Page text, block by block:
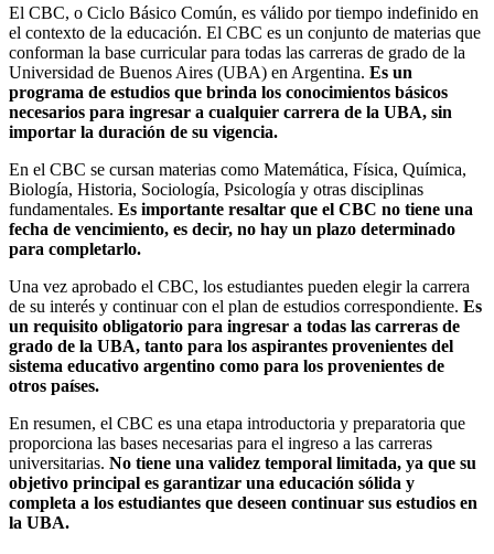
El CBC, o Ciclo Básico Común, es válido por tiempo indefinido en
el contexto de la educación. El CBC es un conjunto de materias que
conforman la base curricular para todas las carreras de grado de la
Universidad de Buenos Aires (UBA) en Argentina. Es un
programa de estudios que brinda los conocimientos básicos
necesarios para ingresar a cualquier carrera de la UBA, sin
importar la duración de su vigencia.
En el CBC se cursan materias como Matemática, Física, Química,
Biología, Historia, Sociología, Psicología y otras disciplinas
fundamentales. Es importante resaltar que el CBC no tiene una
fecha de vencimiento, es decir, no hay un plazo determinado
para completarlo.
Una vez aprobado el CBC, los estudiantes pueden elegir la carrera
de su interés y continuar con el plan de estudios correspondiente. Es
un requisito obligatorio para ingresar a todas las carreras de
grado de la UBA, tanto para los aspirantes provenientes del
sistema educativo argentino como para los provenientes de
otros países.
En resumen, el CBC es una etapa introductoria y preparatoria que
proporciona las bases necesarias para el ingreso a las carreras
universitarias. No tiene una validez temporal limitada, ya que su
objetivo principal es garantizar una educación sólida y
completa a los estudiantes que deseen continuar sus estudios en
la UBA.